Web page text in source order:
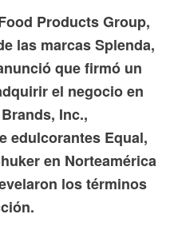
Products Group,
las marcas Splenda,
que firmó un
el negocio en
Inc.,
edulcorantes Equal,
en Norteamérica
los términos